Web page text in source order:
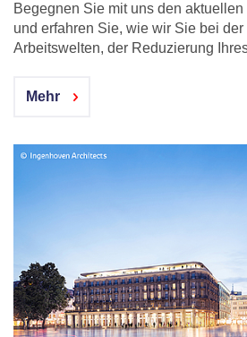
Begegnen Sie mit uns den
und erfahren Sie, wie wir Sie bei
Arbeitswelten, der Reduzierung
Mehr